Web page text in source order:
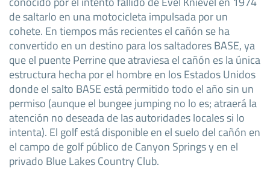
de saltarlo en una motocicleta impulsada por un
cohete. En tiempos más recientes el cañón se ha
convertido en un destino para los saltadores BASE, ya
que el puente Perrine que atraviesa el cañón es la única
estructura hecha por el hombre en los Estados Unidos
donde el salto BASE está permitido todo el año sin un
permiso (aunque el bungee jumping no lo es; atraerá la
atención no deseada de las autoridades locales si lo
intenta). El golf está disponible en el suelo del cañón en
el campo de golf público de Canyon Springs y en el
privado Blue Lakes Country Club.